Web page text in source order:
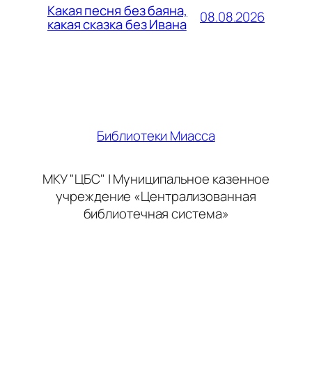
Какая песня без баяна,
какая сказка без Ивана 08.08.2026
Библиотеки Миасса
МКУ "ЦБС" | Муниципальное казенное
учреждение «Централизованная
библиотечная система»